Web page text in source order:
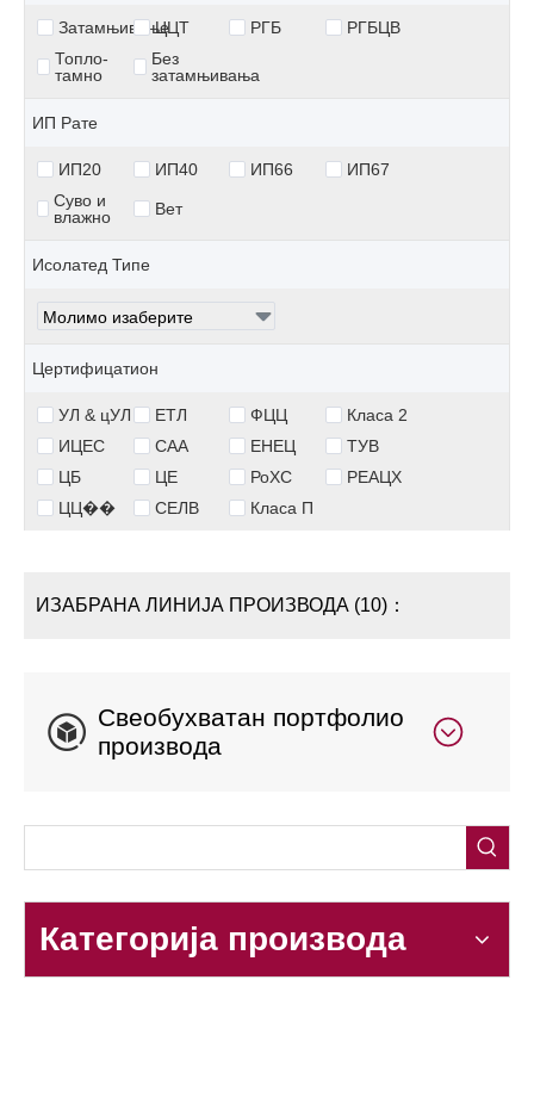
ЗатамњивањеЦЦТ РГБ
РГБЦВ
Топло-
тамно
Без
затамњивања
ИП Рате
ИП20 ИП40 ИП66
ИП67
Суво и
влажно
Вет
Исолатед Типе
Цертифицатион
УЛ & цУЛ ЕТЛ ФЦЦ
Класа 2
ИЦЕС
САА ЕНЕЦ
ТУВ
ЦБ
ЦЕ РоХС
РЕАЦХ
ЦЦ��
СЕЛВ Класа П
ИЗАБРАНА ЛИНИЈА ПРОИЗВОДА (10)：
Свеобухватан портфолио
производа
Категорија производа